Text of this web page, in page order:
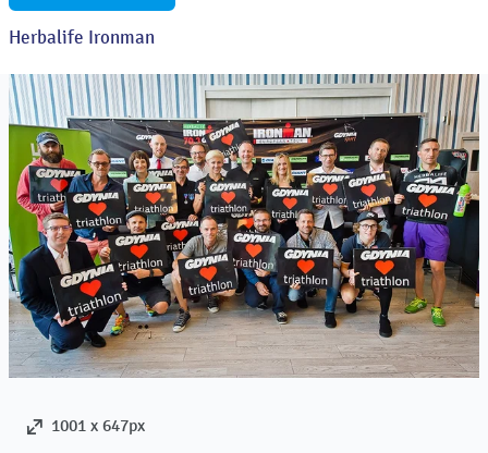
Herbalife Ironman
1001 x 647px